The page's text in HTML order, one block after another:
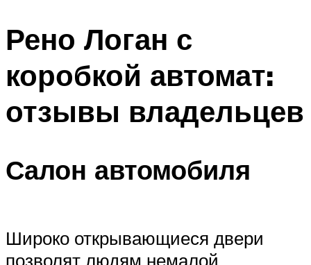
Рено Логан с
коробкой автомат:
отзывы владельцев
Салон автомобиля
Широко открывающиеся двери
позволят людям немалой